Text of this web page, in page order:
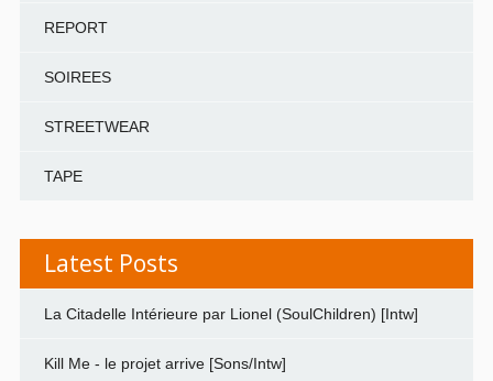
REPORT
SOIREES
STREETWEAR
TAPE
Latest Posts
La Citadelle Intérieure par Lionel (SoulChildren) [Intw]
Kill Me - le projet arrive [Sons/Intw]